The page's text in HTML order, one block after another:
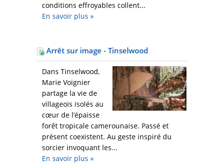
conditions effroyables collent...
En savoir plus »
Arrêt sur image - Tinselwood
Dans Tinselwood,
Marie Voignier
partage la vie de
villageois isolés au
cœur de l’épaisse
forêt tropicale camerounaise. Passé et
présent coexistent. Au geste inspiré du
sorcier invoquant les...
En savoir plus »